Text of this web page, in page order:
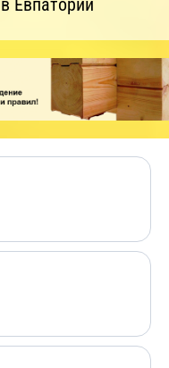
Евпатории